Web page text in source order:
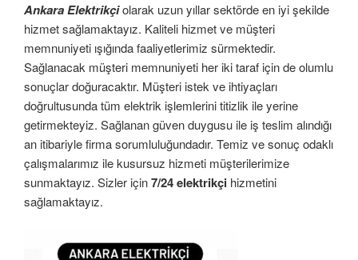
Ankara Elektrikçiolarak uzun yıllar sektörde en iyi şekilde
hizmet sağlamaktayız. Kaliteli hizmet ve müşteri
memnuniyeti ışığında faaliyetlerimiz sürmektedir.
Sağlanacak müşteri memnuniyeti her iki taraf için de olumlu
sonuçlar doğuracaktır. Müşteri istek ve ihtiyaçları
doğrultusunda tüm elektrik işlemlerini titizlik ile yerine
getirmekteyiz. Sağlanan güven duygusu ile iş teslim alındığı
an itibariyle firma sorumluluğundadır. Temiz ve sonuç odaklı
çalışmalarımız ile kusursuz hizmeti müşterilerimize
sunmaktayız. Sizler için7/24 elektrikçi hizmetini
sağlamaktayız.